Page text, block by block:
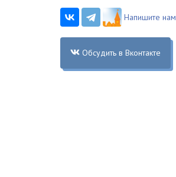
Напишите нам
Обсудить в Вконтакте